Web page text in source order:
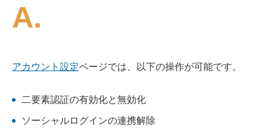
A.
アカウント設定ページでは、以下の操作が可能です。
二要素認証の有効化と無効化
ソーシャルログインの連携解除